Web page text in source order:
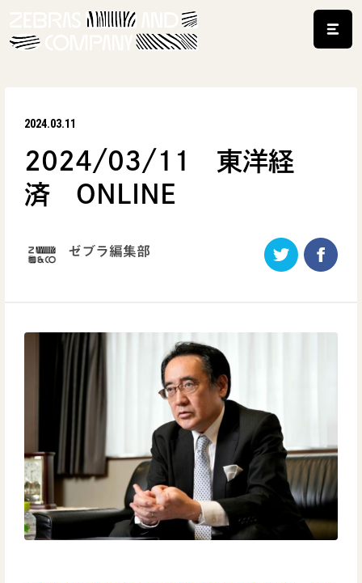
2024.03.11
2024/03/11 東洋経
済 ONLINE
ゼブラ編集部